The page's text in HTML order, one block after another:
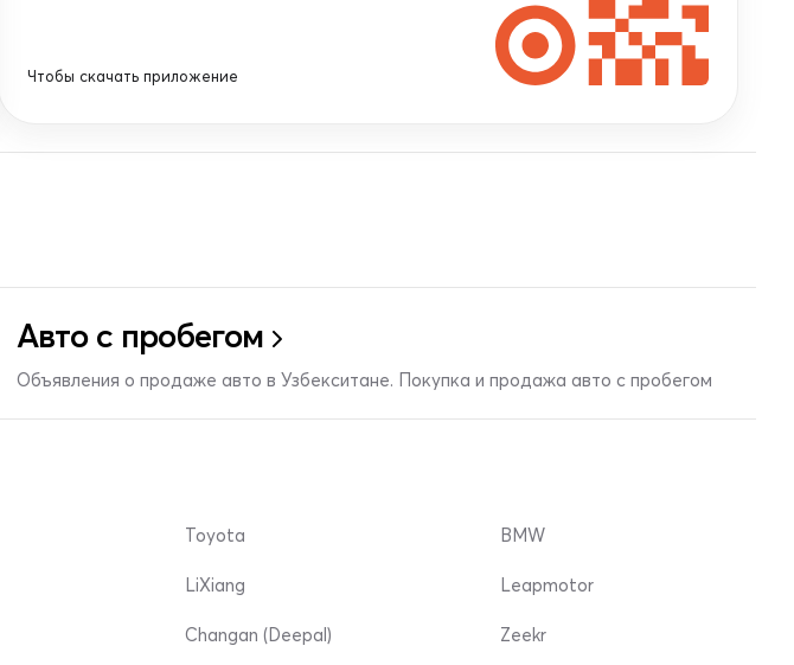
Чтобы скачать приложение
Авто с пробегом
Объявления о продаже авто в Узбекситане. Покупка и продажа авто с пробегом
Toyota
LiXiang
Changan (Deepal)
BMW
Leapmotor
Zeekr